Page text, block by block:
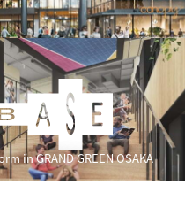
in GRAND GREEN OSAKA
の涼：雲海リトリート」が今年
JAM BASE 開業2周年特別イベ
験
ションラヂヲ#36を開催！
なるのか】メルボルンの“普
づくり（ゲスト：西田 司）by
Link#55を開催！